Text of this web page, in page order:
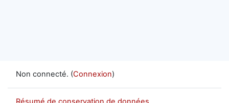
Non connecté. (Connexion)